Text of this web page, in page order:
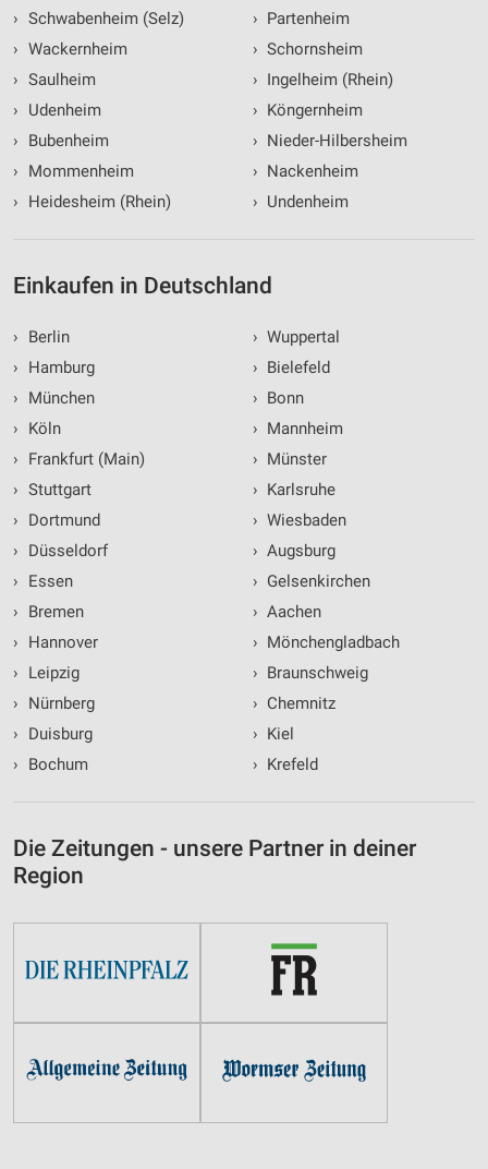
› Schwabenheim (Selz)
› Wackernheim
› Saulheim
›
Udenheim
›
Bubenheim
›
Mommenheim
›
Heidesheim (Rhein)
› Partenheim
› Schornsheim
› Ingelheim (Rhein)
› Köngernheim
› Nieder-Hilbersheim
› Nackenheim
› Undenheim
Einkaufen in Deutschland
›
Berlin
›
Hamburg
›
München
›
Köln
›
Frankfurt (Main)
› Stuttgart
›
Dortmund
›
Düsseldorf
›
Essen
›
Bremen
›
Hannover
›
Leipzig
›
Nürnberg
›
Duisburg
›
Bochum
› Wuppertal
› Bielefeld
› Bonn
› Mannheim
› Münster
› Karlsruhe
› Wiesbaden
› Augsburg
› Gelsenkirchen
› Aachen
› Mönchengladbach
› Braunschweig
› Chemnitz
› Kiel
› Krefeld
Die Zeitungen - unsere Partner in deiner
Region